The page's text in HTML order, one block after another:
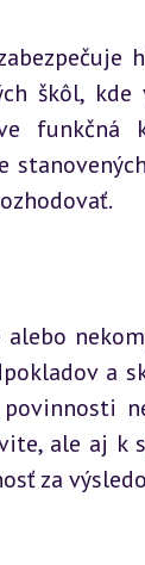
škôl, kde
funkčná
a
ale aj k
za